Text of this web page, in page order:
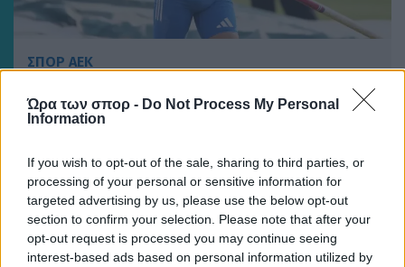
Ώρα των σπορ - Do Not Process My Personal
Information
If you wish to opt-out of the sale, sharing to third parties, or
processing of your personal or sensitive information for
targeted advertising by us, please use the below opt-out
section to confirm your selection. Please note that after your
opt-out request is processed you may continue seeing
interest-based ads based on personal information utilized by
ΣΠΟΡ ΑΕΚ
εμφάνιση ο Λιτσαρδόπουλος